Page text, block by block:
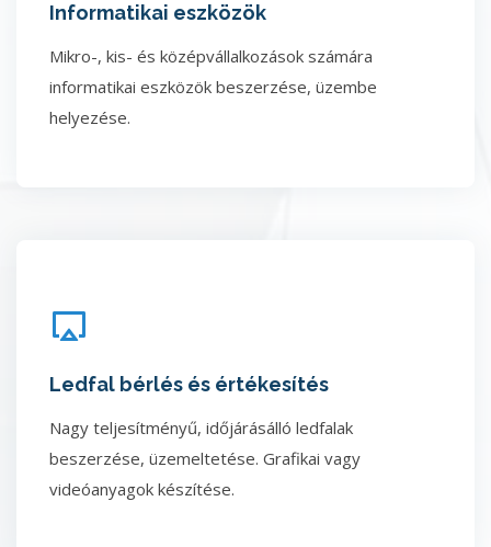
Informatikai eszközök
Mikro-, kis- és középvállalkozások számára
informatikai eszközök beszerzése, üzembe
helyezése.
Ledfal bérlés és értékesítés
Nagy teljesítményű, időjárásálló ledfalak
beszerzése, üzemeltetése. Grafikai vagy
videóanyagok készítése.